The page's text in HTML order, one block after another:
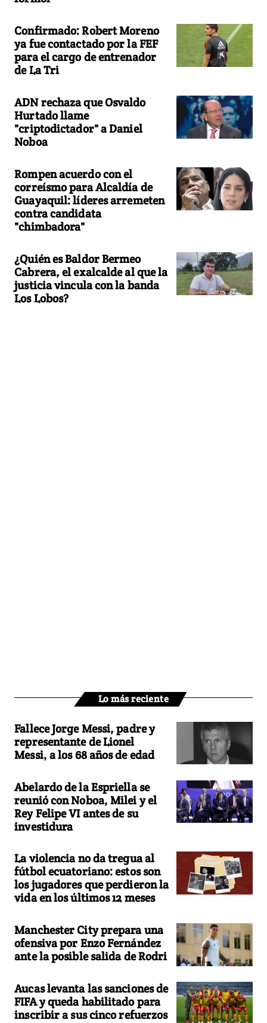
Confirmado: Robert Moreno
ya fue contactado por la FEF
para el cargo de entrenador
de La Tri
ADN rechaza que Osvaldo
Hurtado llame
"criptodictador" a Daniel
Noboa
Rompen acuerdo con el
correísmo para Alcaldía de
Guayaquil: líderes arremeten
contra candidata
"chimbadora"
¿Quién es Baldor Bermeo
Cabrera, el exalcalde al que la
justicia vincula con la banda
Los Lobos?
Lo más reciente
Fallece Jorge Messi, padre y
representante de Lionel
Messi, a los 68 años de edad
Abelardo de la Espriella se
reunió con Noboa, Milei y el
Rey Felipe VI antes de su
investidura
La violencia no da tregua al
fútbol ecuatoriano: estos son
los jugadores que perdieron la
vida en los últimos 12 meses
Manchester City prepara una
ofensiva por Enzo Fernández
ante la posible salida de Rodri
Aucas levanta las sanciones de
FIFA y queda habilitado para
inscribir a sus cinco refuerzos